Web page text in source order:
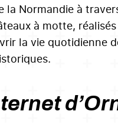
la Normandie à
à motte,
la vie quotidienne